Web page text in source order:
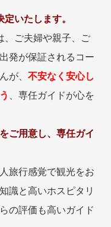
イベント
行く
オーロラ
グ
ルフランス
ム・ウォー
・講師同行
いたします。
、ご夫婦や親子、ご
発が保証されるコー
が、 不安なく安心し
、専任ガイドが心を
ご用意し、専任ガイ
旅行感覚で観光をお
識と高いホスピタリ
の評価も高いガイド